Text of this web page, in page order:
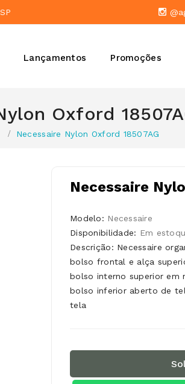
Lançamentos Promoções
Oxford
Necessaire Nylon Oxford 18507AG
Necessaire
Modelo: Necessaire
Disponibilidade: Em
Descrição: Necessaire
bolso frontal e alça
bolso interno superior em
bolso inferior aberto de
tela